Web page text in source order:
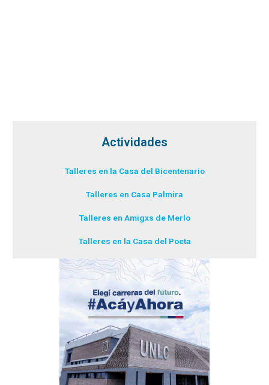
Actividades
Talleres en la Casa del Bicentenario
Talleres en Casa Palmira
Talleres en Amigxs de Merlo
Talleres en la Casa del Poeta